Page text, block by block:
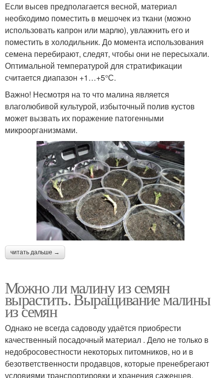
Если высев предполагается весной, материал
необходимо поместить в мешочек из ткани (можно
использовать капрон или марлю), увлажнить его и
поместить в холодильник. До момента использования
семена перебирают, следят, чтобы они не пересыхали.
Оптимальной температурой для стратификации
считается диапазон +1…+5°С.
Важно! Несмотря на то что малина является
влаголюбивой культурой, избыточный полив кустов
может вызвать их поражение патогенными
микроорганизмами.
читать дальше →
Можно ли малину из семян
вырастить. Выращивание малины
из семян
Однако не всегда садоводу удаётся приобрести
качественный посадочный материал . Дело не только в
недобросовестности некоторых питомников, но и в
безответственности продавцов, которые пренебрегают
условиями транспортировки и хранения саженцев.